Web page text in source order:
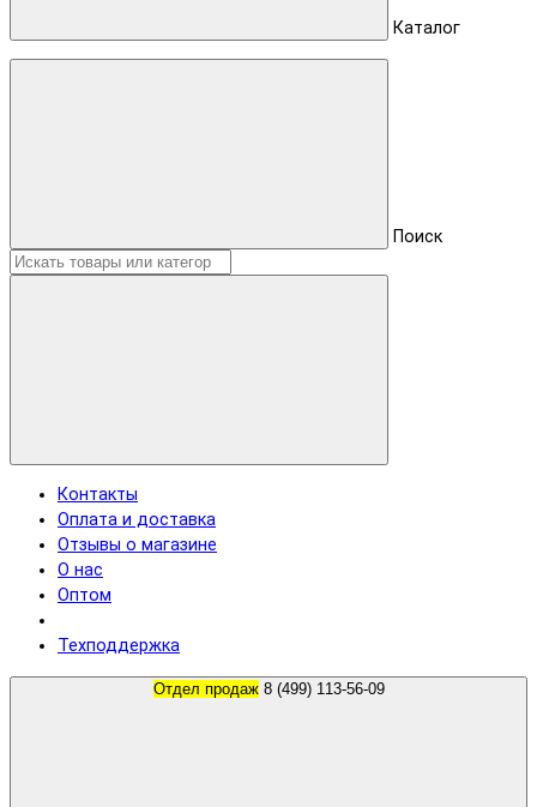
Каталог
Поиск
Контакты
Оплата и доставка
Отзывы о магазине
О нас
Оптом
Техподдержка
Отдел продаж 8 (499) 113-56-09